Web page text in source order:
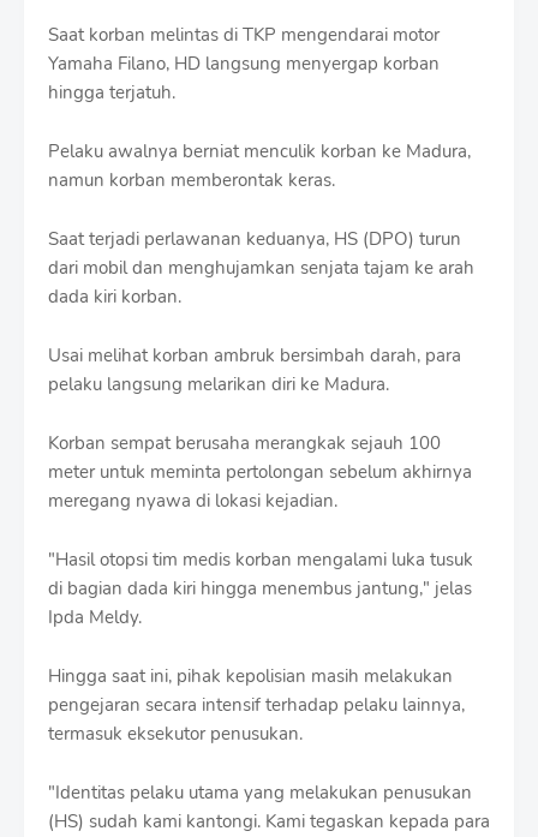
Saat korban melintas di TKP mengendarai motor
Yamaha Filano, HD langsung menyergap korban
hingga terjatuh.
Pelaku awalnya berniat menculik korban ke Madura,
namun korban memberontak keras.
Saat terjadi perlawanan keduanya, HS (DPO) turun
dari mobil dan menghujamkan senjata tajam ke arah
dada kiri korban.
Usai melihat korban ambruk bersimbah darah, para
pelaku langsung melarikan diri ke Madura.
Korban sempat berusaha merangkak sejauh 100
meter untuk meminta pertolongan sebelum akhirnya
meregang nyawa di lokasi kejadian.
"Hasil otopsi tim medis korban mengalami luka tusuk
di bagian dada kiri hingga menembus jantung," jelas
Ipda Meldy.
Hingga saat ini, pihak kepolisian masih melakukan
pengejaran secara intensif terhadap pelaku lainnya,
termasuk eksekutor penusukan.
"Identitas pelaku utama yang melakukan penusukan
(HS) sudah kami kantongi. Kami tegaskan kepada para